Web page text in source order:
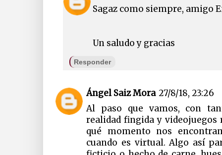
Sagaz como siempre, amigo
Un saludo y gracias
Responder
Ángel Saiz Mora 27/8/18, 23:26
Al paso que vamos, con
realidad fingida y videojuegos
qué momento nos
cuando es virtual. Algo así